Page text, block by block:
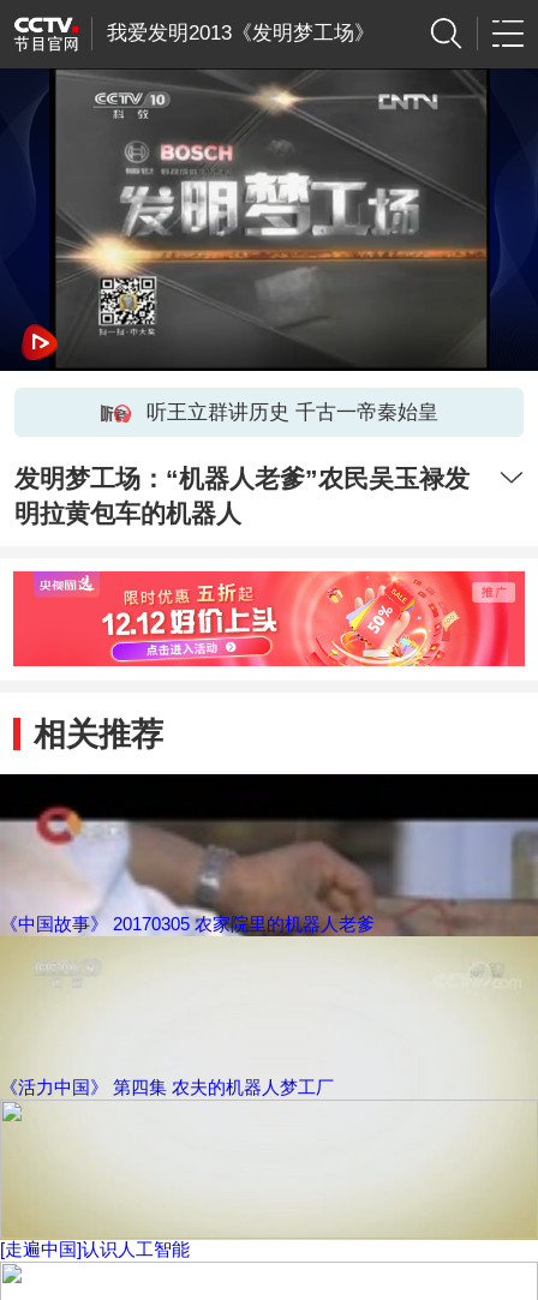
我爱发明2013《发明梦工场》
听王立群讲历史 千古一帝秦始皇
发明梦工场：“机器人老爹”农民吴玉禄发
明拉黄包车的机器人
相关推荐
《中国故事》 20170305 农家院里的机器人老爹
《活力中国》 第四集 农夫的机器人梦工厂
[走遍中国]认识人工智能